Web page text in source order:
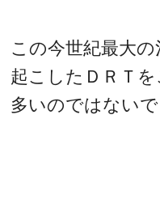
この今世紀最大の
起こしたＤＲＴ
多いのではないで